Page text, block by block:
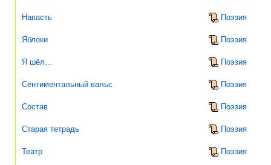
Напасть Поэзия
Яблоки Поэзия
Я шёл... Поэзия
Сентиментальный вальс Поэзия
Состав Поэзия
Старая тетрадь Поэзия
Театр Поэзия